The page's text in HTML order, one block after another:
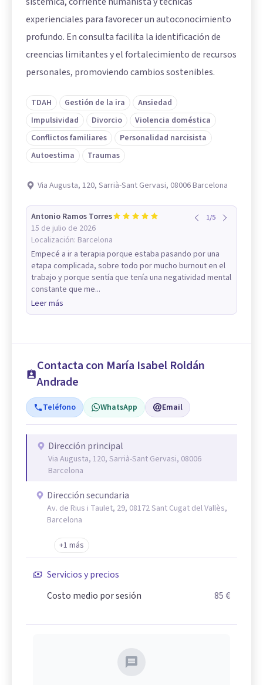
experienciales para favorecer un autoconocimiento
profundo. En consulta facilita la identificación de
creencias limitantes y el fortalecimiento de recursos
personales, promoviendo cambios sostenibles.
TDAH Gestión de la ira
Ansiedad
Impulsividad
Divorcio
Violencia doméstica
Conflictos familiares
Personalidad narcisista
Autoestima
Traumas
Via Augusta, 120, Sarrià-Sant Gervasi, 08006 Barcelona
Antonio Ramos Torres
15 de julio de 2026
Localización: Barcelona
1/5
Empecé a ir a terapia porque estaba pasando por una
etapa complicada, sobre todo por mucho burnout en el
trabajo y porque sentía que tenía una negatividad mental
constante que me...
Leer más
Contacta con María Isabel Roldán
Andrade
Teléfono WhatsApp Email
Dirección principal
Via Augusta, 120, Sarrià-Sant Gervasi, 08006
Barcelona
Dirección secundaria
Av. de Rius i Taulet, 29, 08172 Sant Cugat del Vallès,
Barcelona
+1 más
Servicios y precios
Costo medio por sesión
85 €